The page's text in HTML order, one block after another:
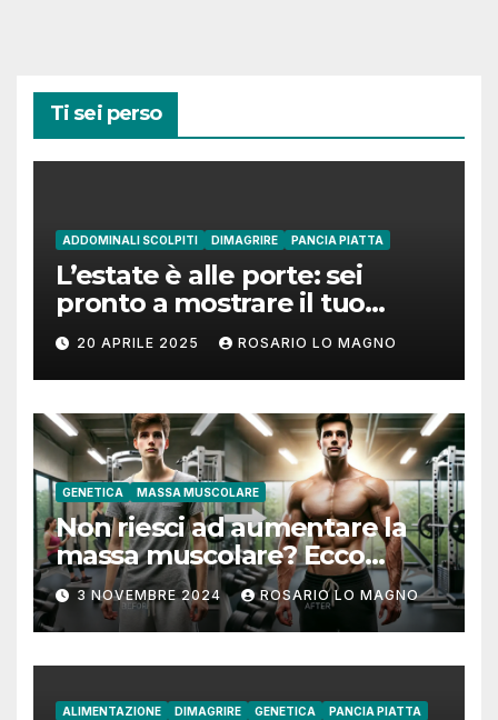
Ti sei perso
ADDOMINALI SCOLPITI DIMAGRIRE PANCIA PIATTA
L’estate è alle porte: sei
pronto a mostrare il tuo
addome piatto?
20 APRILE 2025 ROSARIO LO MAGNO
GENETICA MASSA MUSCOLARE
Non riesci ad aumentare la
massa muscolare? Ecco
come fare!
3 NOVEMBRE 2024 ROSARIO LO MAGNO
ALIMENTAZIONE DIMAGRIRE GENETICA PANCIA PIATTA